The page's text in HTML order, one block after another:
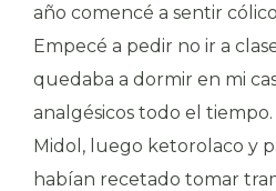
año comencé a sentir
Empecé a pedir no ir a
quedaba a dormir en mi
analgésicos todo el
Midol, luego ketorolaco y
habían recetado tomar